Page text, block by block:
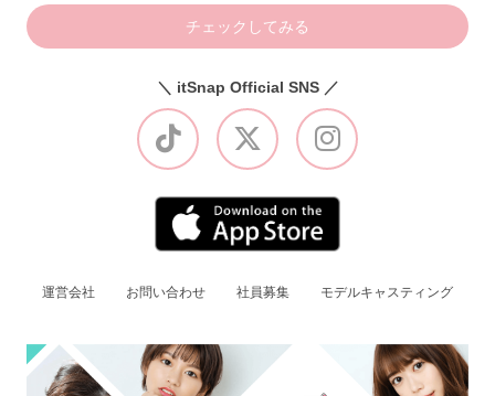
チェックしてみる
＼ itSnap Official SNS ／
運営会社 お問い合わせ 社員募集 モデルキャスティング